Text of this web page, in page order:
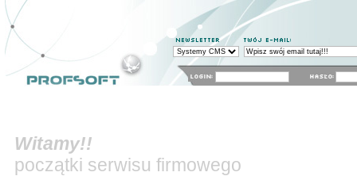
system CMS: Profesjonalne systemy
Content Management
Profesjonalne Systemy Informatyczne
sklep internetowy
Witamy!!
początki serwisu firmowego